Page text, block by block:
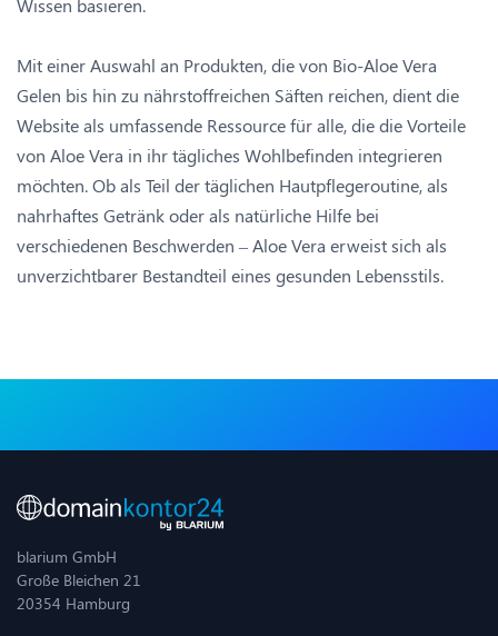
Wissen basieren.
Mit einer Auswahl an Produkten, die von Bio-Aloe Vera
Gelen bis hin zu nährstoffreichen Säften reichen, dient die
Website als umfassende Ressource für alle, die die Vorteile
von Aloe Vera in ihr tägliches Wohlbefinden integrieren
möchten. Ob als Teil der täglichen Hautpflegeroutine, als
nahrhaftes Getränk oder als natürliche Hilfe bei
verschiedenen Beschwerden – Aloe Vera erweist sich als
unverzichtbarer Bestandteil eines gesunden Lebensstils.
blarium GmbH
Große Bleichen 21
20354 Hamburg